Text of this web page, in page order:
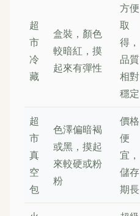
超
市
冷
藏
盒裝，顏色
較暗紅，摸
起來有彈性
方便
取
得，
品質
相對
穩定
超
市
真
空
包
色澤偏暗褐
或黑，摸起
來較硬或粉
粉
價格
便
宜，
儲存
期長